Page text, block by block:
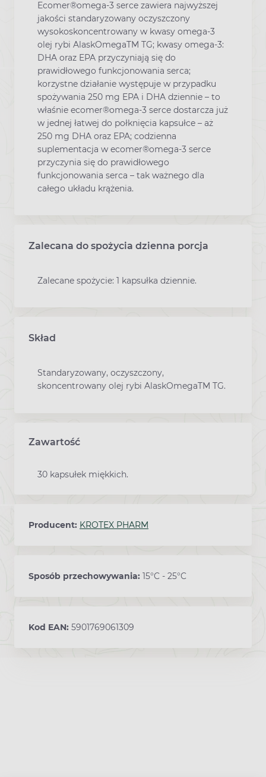
Ecomer®omega-3 serce zawiera najwyższej
jakości standaryzowany oczyszczony
wysokoskoncentrowany w kwasy omega-3
olej rybi AlaskOmegaTM TG; kwasy omega-3:
DHA oraz EPA przyczyniają się do
prawidłowego funkcjonowania serca;
korzystne działanie występuje w przypadku
spożywania 250 mg EPA i DHA dziennie – to
właśnie ecomer®omega-3 serce dostarcza już
w jednej łatwej do połknięcia kapsułce – aż
250 mg DHA oraz EPA; codzienna
suplementacja w ecomer®omega-3 serce
przyczynia się do prawidłowego
funkcjonowania serca – tak ważnego dla
całego układu krążenia.
Zalecana do spożycia dzienna porcja
Zalecane spożycie: 1 kapsułka dziennie.
Skład
Standaryzowany, oczyszczony,
skoncentrowany olej rybi AlaskOmegaTM TG.
Zawartość
30 kapsułek miękkich.
Producent: KROTEX PHARM
Sposób przechowywania: 15°C - 25°C
Kod EAN: 5901769061309